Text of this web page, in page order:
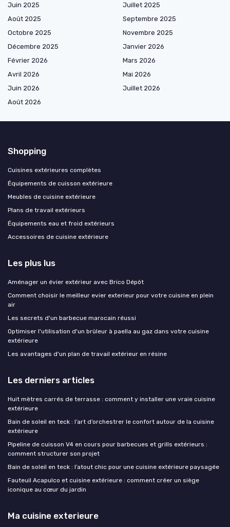
Juin 2025
Juillet 2025
Août 2025
Septembre 2025
Octobre 2025
Novembre 2025
Décembre 2025
Janvier 2026
Février 2026
Mars 2026
Avril 2026
Mai 2026
Juin 2026
Juillet 2026
Août 2026
Shopping
Cuisines extérieures complètes
Équipements de cuisson extérieure
Meubles de cuisine extérieure
Plans de travail extérieurs
Équipements eau et froid extérieurs
Accessoires de cuisine extérieure
Les plus lus
Aménager un évier extérieur avec Brico Dépôt
Comment choisir le meilleur evier exterieur pour votre cuisine en plein
air
Les secrets d'un barbecue marocain réussi
Optimiser l'utilisation d'un brûleur à paella au gaz dans votre cuisine
extérieure
Les avantages d'un plan de travail extérieur en résine
Les derniers articles
Huit mètres carrés de terrasse : comment y installer une vraie cuisine
extérieure
Bain de soleil en teck : l’art d’orchestrer le confort autour de la cuisine
extérieure
Pipeline de cuisson V4 en cours pour barbecues et grills extérieurs :
comment structurer son projet
Bain de soleil en teck : l’atout chic pour une cuisine extérieure paysagée
Fauteuil Acapulco et cuisine extérieure : comment créer un siège
iconique au cœur du jardin
Ma cuisine exterieure